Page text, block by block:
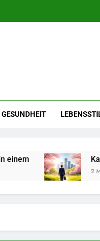
GESUNDHEIT
Karriere-
2 Monaten Ago